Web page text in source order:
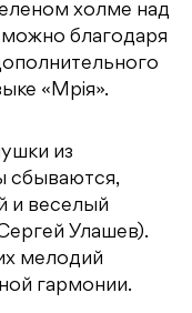
холме над
благодаря
«Мрiя».
из
сбываются,
и веселый
Улашев).
мелодий
гармонии.